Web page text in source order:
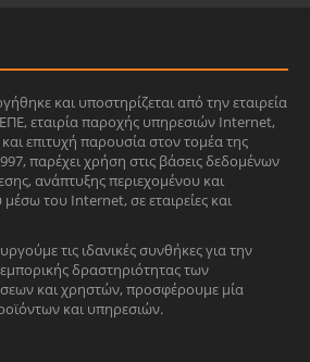
και υποστηρίζεται από την εταιρεία
εταιρία παροχής υπηρεσιών Internet,
επιτυχή παρουσία στον τομέα της
παρέχει χρήση στις βάσεις δεδομένων
ανάπτυξης περιεχομένου και
του Internet, σε εταιρείες και
τις ιδανικές συνθήκες για την
δραστηριότητας των
και χρηστών, προσφέρουμε μία
και υπηρεσιών.